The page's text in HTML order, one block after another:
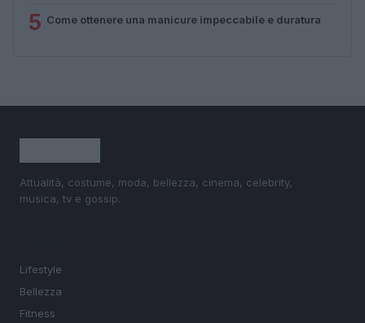
5 Come ottenere una manicure impeccabile e duratura
Attualità, costume, moda, bellezza, cinema, celebrity,
musica, tv e gossip.
Lifestyle
Bellezza
Fitness